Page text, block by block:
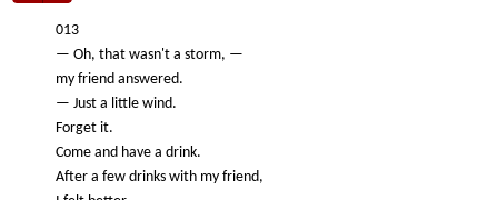
013
— Oh, that wasn't a storm, —
my friend answered.
— Just a little wind.
Forget it.
Come and have a drink.
After a few drinks with my friend,